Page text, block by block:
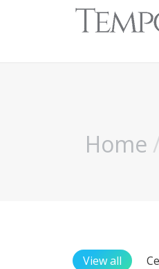
You are
Home
View all